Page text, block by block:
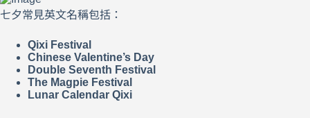
七夕常見英文名稱包括：
Qixi Festival
Chinese Valentine’s Day
Double Seventh Festival
The Magpie Festival
Lunar Calendar Qixi